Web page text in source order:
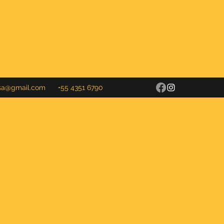
•55 4351 6790